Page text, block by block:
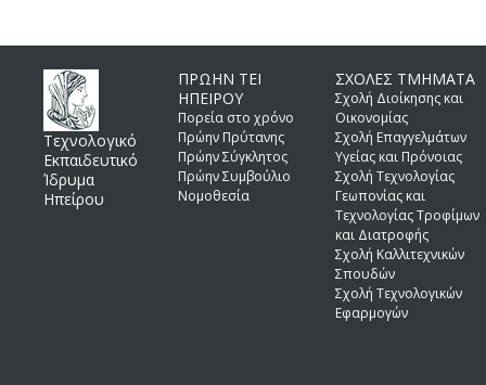
Τεχνολογικό
Εκπαιδευτικό
Ίδρυμα
Ηπείρου
ΠΡΩΗΝ ΤΕΙ
ΗΠΕΙΡΟΥ
Πορεία στο χρόνο
Πρώην Πρύτανης
Πρώην Σύγκλητος
Πρώην Συμβούλιο
Νομοθεσία
ΣΧΟΛΕΣ ΤΜΗΜΑΤΑ
Σχολή Διοίκησης και
Οικονομίας
Σχολή Επαγγελμάτων
Υγείας και Πρόνοιας
Σχολή Τεχνολογίας
Γεωπονίας και
Τεχνολογίας Τροφίμων
και Διατροφής
Σχολή Καλλιτεχνικών
Σπουδών
Σχολή Τεχνολογικών
Εφαρμογών